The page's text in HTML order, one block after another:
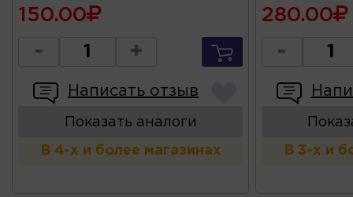
150.00
- +
Написать отзыв
Показать аналоги
В 4-х и более магазинах
280.00
-
В 3-х и